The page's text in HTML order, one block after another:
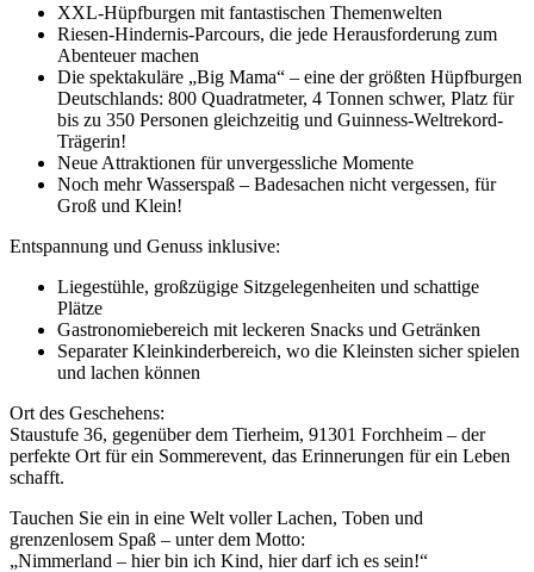
XXL-Hüpfburgen mit fantastischen Themenwelten
Riesen-Hindernis-Parcours, die jede Herausforderung zum
Abenteuer machen
Die spektakuläre „Big Mama“ – eine der größten Hüpfburgen
Deutschlands: 800 Quadratmeter, 4 Tonnen schwer, Platz für
bis zu 350 Personen gleichzeitig und Guinness-Weltrekord-
Trägerin!
Neue Attraktionen für unvergessliche Momente
Noch mehr Wasserspaß – Badesachen nicht vergessen, für
Groß und Klein!
Entspannung und Genuss inklusive:
Liegestühle, großzügige Sitzgelegenheiten und schattige
Plätze
Gastronomiebereich mit leckeren Snacks und Getränken
Separater Kleinkinderbereich, wo die Kleinsten sicher spielen
und lachen können
Ort des Geschehens:
Staustufe 36, gegenüber dem Tierheim, 91301 Forchheim – der
perfekte Ort für ein Sommerevent, das Erinnerungen für ein Leben
schafft.
Tauchen Sie ein in eine Welt voller Lachen, Toben und
grenzenlosem Spaß – unter dem Motto:
„Nimmerland – hier bin ich Kind, hier darf ich es sein!“